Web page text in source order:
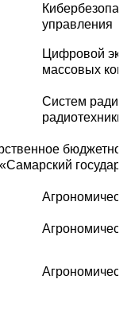
управления
Цифровой
массовых
Систем
радиотехники
«Самарский